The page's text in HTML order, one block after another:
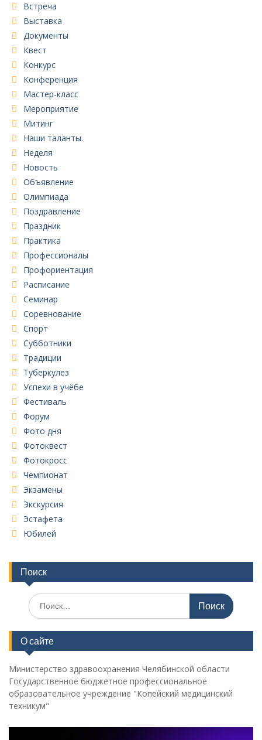
Встреча
Выставка
Документы
Квест
Конкурс
Конференция
Мастер-класс
Мероприятие
Митинг
Наши таланты.
Неделя
Новость
Объявление
Олимпиада
Поздравление
Праздник
Практика
Профессионалы
Профориентация
Расписание
Семинар
Соревнование
Спорт
Субботники
Традиции
Туберкулез
Успехи в учёбе
Фестиваль
Форум
Фото дня
Фотоквест
Фотокросс
Чемпионат
Экзамены
Экскурсия
Эстафета
Юбилей
Поиск
Поиск
по:
О сайте
Министерство здравоохранения Челябинской области
Государственное бюджетное профессиональное
образовательное учреждение "Копейский медицинский
техникум"